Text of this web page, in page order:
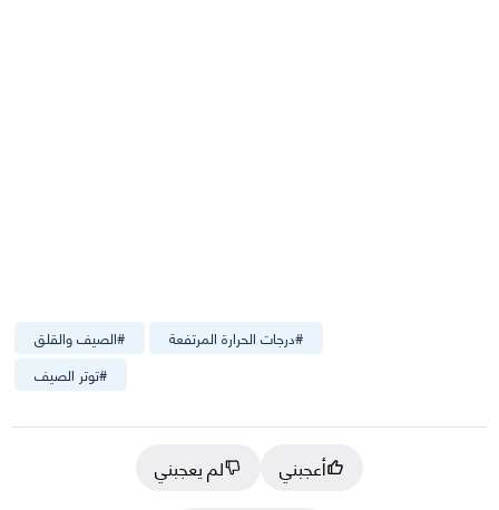
#الصيف والقلق #درجات الحرارة المرتفعة
#توتر الصيف
أعجبني
لم يعجبني